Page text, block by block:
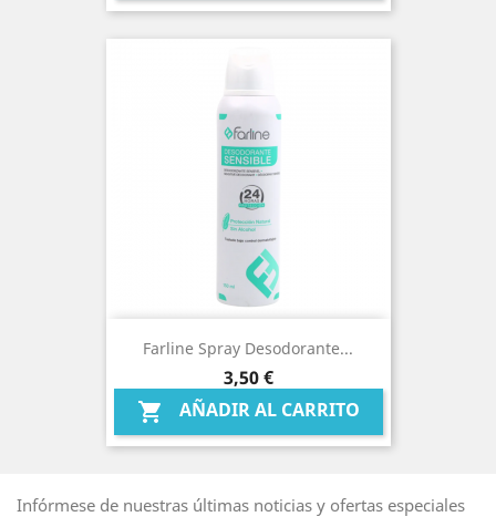
Farline Spray Desodorante...
Precio
3,50 €
 AÑADIR AL CARRITO
Infórmese de nuestras últimas noticias y ofertas especiales